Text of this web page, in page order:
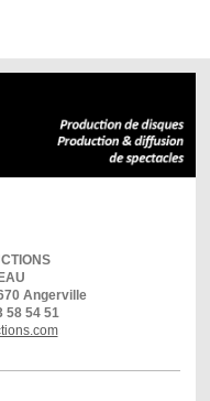
Angerville
58 54 51